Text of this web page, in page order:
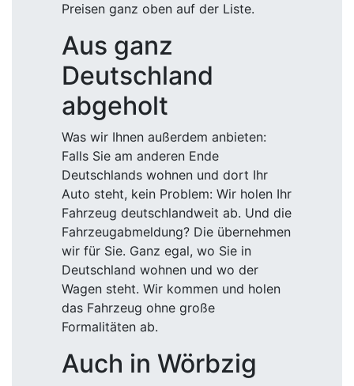
Preisen ganz oben auf der Liste.
Aus ganz
Deutschland
abgeholt
Was wir Ihnen außerdem anbieten:
Falls Sie am anderen Ende
Deutschlands wohnen und dort Ihr
Auto steht, kein Problem: Wir holen Ihr
Fahrzeug deutschlandweit ab. Und die
Fahrzeugabmeldung? Die übernehmen
wir für Sie. Ganz egal, wo Sie in
Deutschland wohnen und wo der
Wagen steht. Wir kommen und holen
das Fahrzeug ohne große
Formalitäten ab.
Auch in Wörbzig